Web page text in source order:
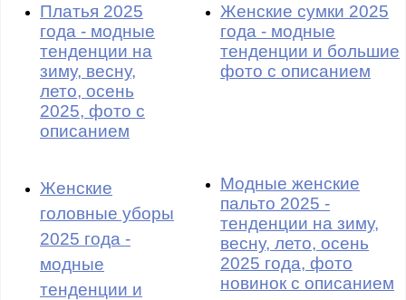
Платья 2025
года - модные
тенденции на
зиму, весну,
лето, осень
2025, фото с
описанием
Женские сумки 2025
года - модные
тенденции и большие
фото с описанием
Женские
головные уборы
2025 года -
модные
тенденции и
Модные женские
пальто 2025 -
тенденции на зиму,
весну, лето, осень
2025 года, фото
новинок с описанием